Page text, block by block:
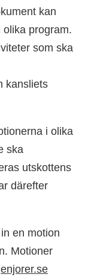
kan
program.
som ska
kansliets
i olika
ska
utskottens
därefter
en motion
Motioner